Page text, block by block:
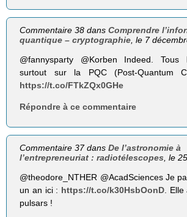
Commentaire 38 dansComprendre
quantique – cryptographie , le 7
@fannysparty @Korben Indeed. Tous
surtout sur la PQC (Post-Quantum
https://t.co/FTkZQx0GHe
Répondre à ce commentaire
Commentaire 37 dansDe l’astronomie à
l’entrepreneuriat : radiotélescopes , le
@theodore_NTHER @AcadSciences Je
un an ici : https://t.co/k30HsbOonD .
pulsars !